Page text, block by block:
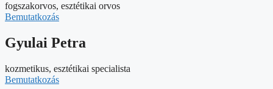
fogszakorvos, esztétikai orvos
Bemutatkozás
Gyulai Petra
kozmetikus, esztétikai specialista
Bemutatkozás